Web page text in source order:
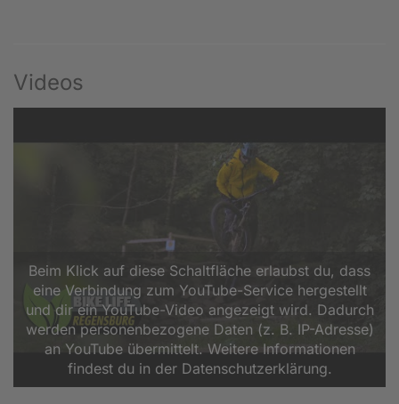
Videos
Beim Klick auf diese Schaltfläche erlaubst du, dass
eine Verbindung zum YouTube-Service hergestellt
und dir ein YouTube-Video angezeigt wird. Dadurch
werden personenbezogene Daten (z. B. IP-Adresse)
an YouTube übermittelt. Weitere Informationen
findest du in der Datenschutzerklärung.